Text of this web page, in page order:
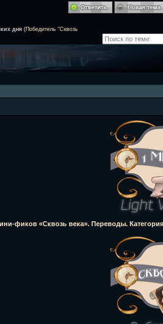
дня (Победитель "Сквозь
фиков «Сквозь века». Переводы.